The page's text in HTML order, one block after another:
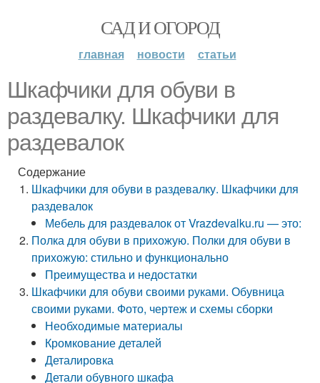
САД И ОГОРОД
главная новости статьи
Шкафчики для обуви в
раздевалку. Шкафчики для
раздевалок
Содержание
Шкафчики для обуви в раздевалку. Шкафчики для
раздевалок
Мебель для раздевалок от Vrazdevalku.ru — это:
Полка для обуви в прихожую. Полки для обуви в
прихожую: стильно и функционально
Преимущества и недостатки
Шкафчики для обуви своими руками. Обувница
своими руками. Фото, чертеж и схемы сборки
Необходимые материалы
Кромкование деталей
Деталировка
Детали обувного шкафа